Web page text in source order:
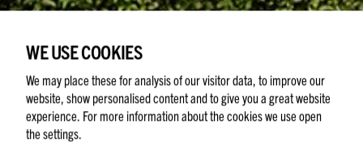
VÄLKOMMEN TILL DIN NYA ENPLANSVILLA I
GYLLEBO FRITIDSOMRÅDE PÅ ÖSTERLEN!
WE USE COOKIES
We may place these for analysis of our visitor data, to improve our
website, show personalised content and to give you a great website
experience. For more information about the cookies we use open
the settings.